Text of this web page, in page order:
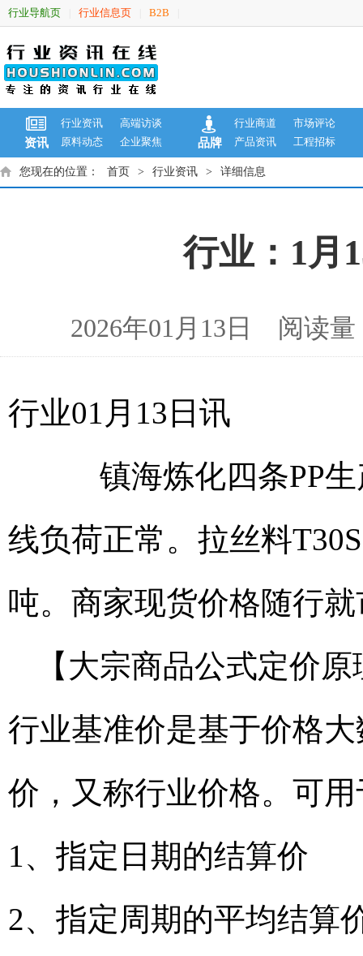
行业导航页 行业信息页 B2B
资讯
行业资讯
高端访谈
原料动态
企业聚焦 品牌
行业商道
市场评论
产品资讯
工程招标
您现在的位置： 首页 > 行业资讯 > 详细信息
行业：1月
2026年01月13日 阅读
行业01月13日讯
镇海炼化四条PP生
线负荷正常。拉丝料
吨。商家现货价格随行
【大宗商品公式定价
行业基准价是基于价格
价，又称行业价格。可
1、指定日期的结算价
2、指定周期的平均结算